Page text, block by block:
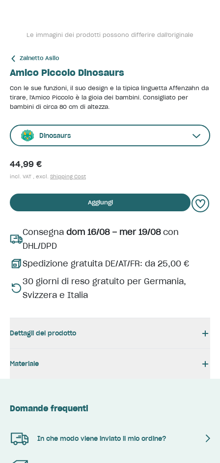
Le immagini dei prodotti possono differire dall'originale
Zainetto Asilo
Amico Piccolo Dinosaurs
Con le sue funzioni, il suo design e la tipica linguetta Affenzahn da
tirare, l'Amico Piccolo è la gioia dei bambini. Consigliato per
bambini di circa 80 cm di altezza.
Dinosaurs
44,99 €
incl. VAT , excl. Shipping Cost
Aggiungi
Consegna dom 16/08 – mer 19/08con
DHL/DPD
Spedizione gratuita DE/AT/FR: da 25,00 €
30 giorni di reso gratuito per Germania,
Svizzera e Italia
Dettagli del prodotto
Materiale
Domande frequenti
In che modo viene inviato il mio ordine?